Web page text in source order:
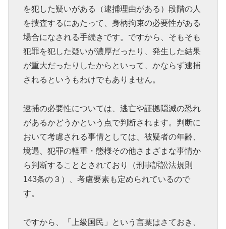
を犯した疑いがある（逮捕理由がある）段階の人
を捜査するにあたって、身柄拘束の必要性がある
場合になされる手続きです。ですから、そもそも
犯罪を犯した疑いが濃厚だったり、発生した結果
が重大だったりしたからといって、かならず逮捕
されるというもわけでもありません。
逮捕の必要性については、逃亡や証拠隠滅の恐れ
があるかどうかという点で判断されます。判断に
おいて考慮される事情としては、被疑者の年齢、
境遇、犯罪の軽重・態様その他さまざまな事情か
ら判断することとされており（刑事訴訟法規則
143条の３）、考慮要素も定められているので
す。
ですから、「上級国民」という言葉はさておき、